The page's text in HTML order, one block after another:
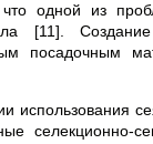
что одной из
[11]. Создание
посадочным
селекционно-